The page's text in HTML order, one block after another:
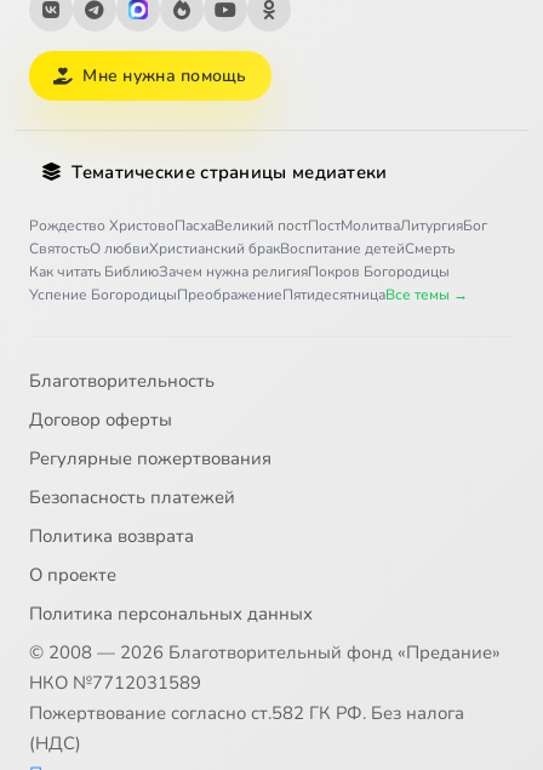
Мне нужна помощь
Тематические страницы медиатеки
Рождество ХристовоПасхаВеликий постПостМолитваЛитургияБог
СвятостьО любвиХристианский бракВоспитание детейСмерть
Как читать БиблиюЗачем нужна религияПокров Богородицы
Успение БогородицыПреображениеПятидесятницаВсе темы →
Благотворительность
Договор оферты
Регулярные пожертвования
Безопасность платежей
Политика возврата
О проекте
Политика персональных данных
© 2008 — 2026 Благотворительный фонд «Предание»
НКО №7712031589
Пожертвование согласно ст.582 ГК РФ. Без налога
(НДС)